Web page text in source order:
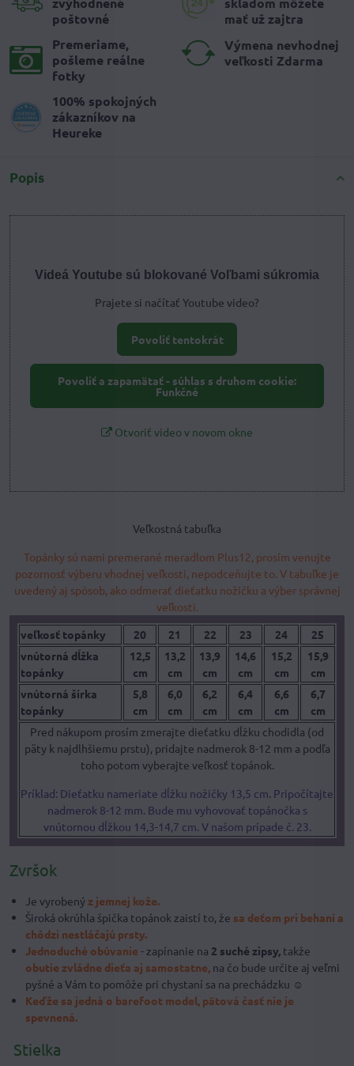
poštovné
mať už zajtra
Premeriame,
pošleme reálne
fotky
Výmena nevhodnej
veľkosti Zdarma
100% spokojných
zákazníkov na
Heureke
Popis
Videá Youtube sú blokované Voľbami súkromia
Prajete si načítať Youtube video?
Povoliť tentokrát
Povoliť a zapamätať - súhlas s druhom cookie:
Funkčné
Otvoriť video v novom okne
Veľkostná tabuľka
Topánky sú nami premerané meradlom Plus12, prosím venujte
pozornosť výberu vhodnej veľkosti, nepodceňujte to. V tabuľke je
uvedený aj spôsob, ako odmerať dieťatku nožičku a výber správnej
veľkosti.
veľkosť topánky
20 21 22 23 24
25
vnútorná dĺžka
topánky
12,5
cm
13,2
cm
13,9
cm
14,6
cm
15,2
cm
15,9
cm
vnútorná šírka
topánky
5,8
cm
6,0
cm
6,2
cm
6,4
cm
6,6
cm
6,7
cm
Pred nákupom prosím zmerajte dieťatku dĺžku chodidla (od
päty k najdlhšiemu prstu), pridajte nadmerok 8-12 mm a podľa
toho potom vyberajte veľkosť topánok.
Príklad: Dieťatku nameriate dĺžku nožičky 13,5 cm. Pripočítajte
nadmerok 8-12 mm. Bude mu vyhovovať topánočka s
vnútornou dĺžkou 14,3-14,7 cm. V našom prípade č. 23.
Zvršok
Je vyrobený z jemnej kože.
Široká okrúhla špička topánok zaistí to, že sa deťom pri behaní a
chôdzi nestláčajú prsty.
Jednoduché obúvanie- zapínanie na 2 suché zipsy, takže
obutie zvládne dieťa aj samostatne, na čo bude určite aj veľmi
pyšné a Vám to pomôže pri chystaní sa na prechádzku ☺
Keďže sa jedná o barefoot model, pätová časť nie je
spevnená.
Stielka